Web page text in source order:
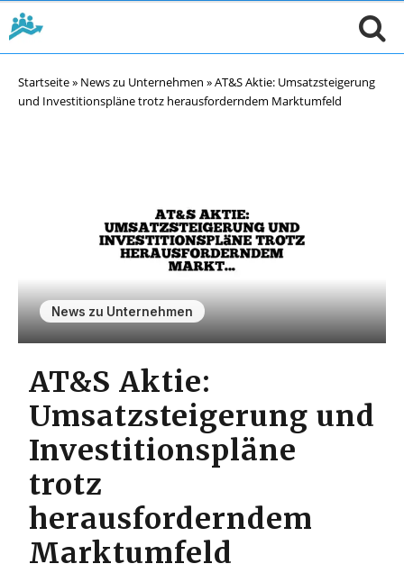
Startseite» News zu Unternehmen »AT&S Aktie: Umsatzsteigerung
und Investitionspläne trotz herausforderndem Marktumfeld
News zu Unternehmen
AT&S Aktie:
Umsatzsteigerung und
Investitionspläne
trotz
herausforderndem
Marktumfeld